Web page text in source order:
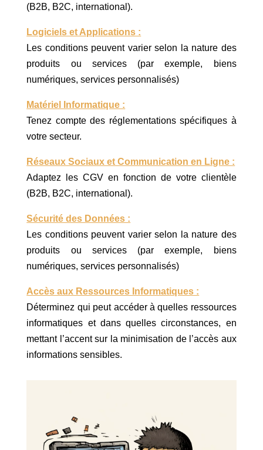
(B2B, B2C, international).
Logiciels et Applications :
Les conditions peuvent varier selon la nature des
produits ou services (par exemple, biens
numériques, services personnalisés)
Matériel Informatique :
Tenez compte des réglementations spécifiques à
votre secteur.
Réseaux Sociaux et Communication en Ligne :
Adaptez les CGV en fonction de votre clientèle
(B2B, B2C, international).
Sécurité des Données :
Les conditions peuvent varier selon la nature des
produits ou services (par exemple, biens
numériques, services personnalisés)
Accès aux Ressources Informatiques :
Déterminez qui peut accéder à quelles ressources
informatiques et dans quelles circonstances, en
mettant l’accent sur la minimisation de l’accès aux
informations sensibles.